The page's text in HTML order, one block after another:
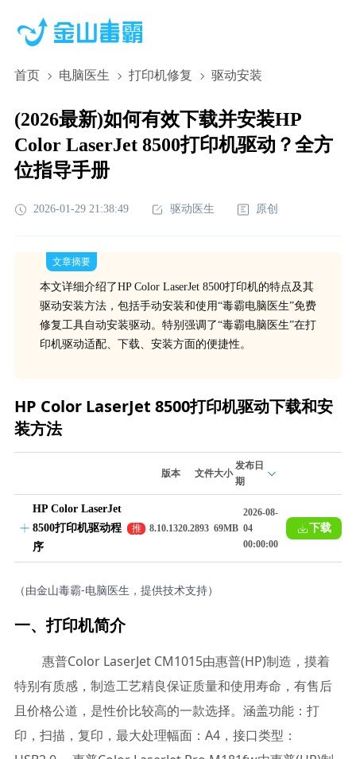
首页 电脑医生 打印机修复 驱动安装
(2026最新)如何有效下载并安装HP
Color LaserJet 8500打印机驱动？全方
位指导手册
2026-01-29 21:38:49 驱动医生 原创
文章摘要
本文详细介绍了HP Color LaserJet 8500打印机的特点及其
驱动安装方法，包括手动安装和使用“毒霸电脑医生”免费
修复工具自动安装驱动。特别强调了“毒霸电脑医生”在打
印机驱动适配、下载、安装方面的便捷性。
HP Color LaserJet 8500打印机驱动下载和安
装方法
版本 文件大小
发布日
期
HP Color LaserJet
8500打印机驱动程
序
推
荐
8.10.1320.2893 69MB
2026-08-
04
00:00:00
下载
（由金山毒霸-电脑医生，提供技术支持）
一、打印机简介
惠普Color LaserJet CM1015由惠普(HP)制造，摸着
特别有质感，制造工艺精良保证质量和使用寿命，有售后
且价格公道，是性价比较高的一款选择。涵盖功能：打
印，扫描，复印，最大处理幅面：A4，接口类型：